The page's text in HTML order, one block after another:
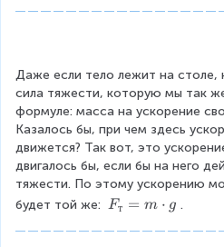
g
Даже если тело лежит на столе,
сила тяжести, которую мы так
формуле: масса на ускорение
Казалось бы, при чем здесь
движется? Так вот, это
двигалось бы, если бы на него
тяжести. По этому ускорению
будет той же: F
Fт = m ⋅ g .